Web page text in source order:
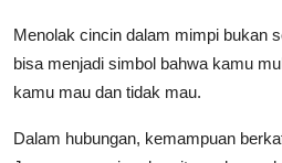
Menolak cincin dalam mimpi bukan
bisa menjadi simbol bahwa kamu
kamu mau dan tidak mau.
Dalam hubungan, kemampuan